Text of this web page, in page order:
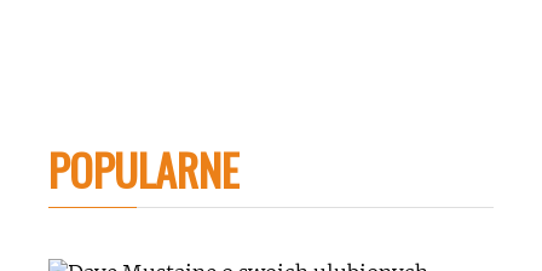
POPULARNE